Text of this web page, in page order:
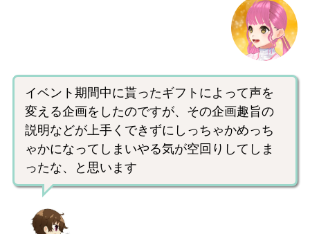
イベント期間中に貰ったギフトによって声を
変える企画をしたのですが、その企画趣旨の
説明などが上手くできずにしっちゃかめっち
ゃかになってしまいやる気が空回りしてしま
ったな、と思います